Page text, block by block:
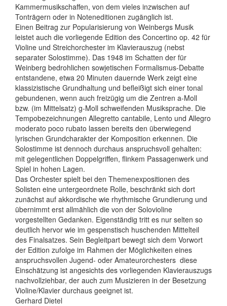
Kammermusikschaffen, von dem vieles inzwischen auf
Tonträgern oder in Noteneditionen zugänglich ist.
Einen Beitrag zur Popularisierung von Weinbergs Musik
leistet auch die vorliegende Edition des Concertino op. 42 für
Violine und Streichorchester im Klavierauszug (nebst
separater Solostimme). Das 1948 im Schatten der für
Weinberg bedrohlichen sowjetischen Formalismus-Debatte
entstandene, etwa 20 Minuten dauernde Werk zeigt eine
klassizistische Grundhaltung und befleißigt sich einer tonal
gebundenen, wenn auch freizügig um die Zentren a-Moll
bzw. (im Mittelsatz) g-Moll schweifenden Musiksprache. Die
Tempobezeichnungen Allegretto cantabile, Lento und Allegro
moderato poco rubato lassen bereits den überwiegend
lyrischen Grundcharakter der Komposition erkennen. Die
Solostimme ist dennoch durchaus anspruchsvoll gehalten:
mit gelegentlichen Doppelgriffen, flinkem Passagenwerk und
Spiel in hohen Lagen.
Das Orchester spielt bei den Themenexpositionen des
Solisten eine untergeordnete Rolle, beschränkt sich dort
zunächst auf akkordische wie rhythmische Grundierung und
übernimmt erst allmählich die von der Solovioline
vorgestellten Gedanken. Eigenständig tritt es nur selten so
deutlich hervor wie im gespenstisch huschenden Mittelteil
des Finalsatzes. Sein Begleitpart bewegt sich dem Vorwort
der Edition zufolge im Rahmen der Möglichkeiten eines
anspruchsvollen Jugend- oder Amateurorchesters  diese
Einschätzung ist angesichts des vorliegenden Klavierauszugs
nachvollziehbar, der auch zum Musizieren in der Besetzung
Violine/Klavier durchaus geeignet ist.
Gerhard Dietel